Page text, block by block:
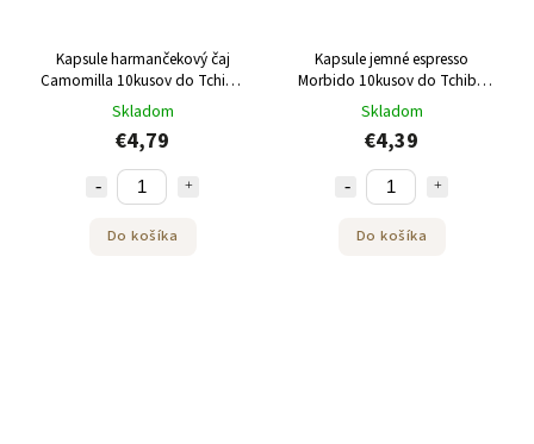
Kapsule harmančekový čaj
Camomilla 10kusov do Tchibo
Cafissimo
Skladom
€4,79
Do košíka
Kapsule jemné espresso
Morbido 10kusov do Tchibo
Cafissimo
Skladom
€4,39
Do košíka